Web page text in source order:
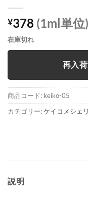
¥378 (1ml単位)
在庫切れ
再入
商品コード: keiko-05
カテゴリー:ケイコメシェリ
説明